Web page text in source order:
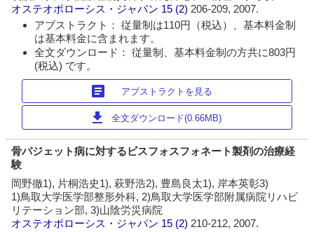
オステオポローシス・ジャパン 15 (2) 206-209, 2007.
アブストラクト： 従量制は110円（税込）、基本料金制
は基本料金に含まれます。
全文ダウンロード： 従量制、基本料金制の方共に803円
(税込) です。
article アブストラクトを見る
download 全文ダウンロード(0.66MB)
骨パジェット病に対するビスフォスフォネート製剤の治療経
験
岡野徹1), 片桐浩史1), 萩野浩2), 豊島良太1), 岸本英彰3)
1)鳥取大学医学部整形外科, 2)鳥取大学医学部附属病院リハビ
リテーション部, 3)山陰労災病院
オステオポローシス・ジャパン 15 (2) 210-212, 2007.